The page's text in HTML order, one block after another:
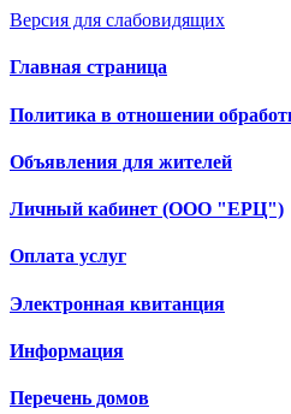
Версия для слабовидящих
Главная страница
Политика в отношении
Объявления для жителей
Личный кабинет (ООО "ЕРЦ")
Оплата услуг
Электронная квитанция
Информация
Перечень домов